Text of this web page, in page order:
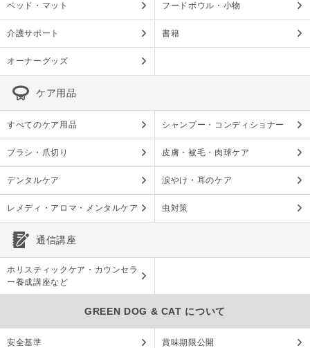
ベッド・マット フードボウル・小物
介護サポート 書籍
オーナーグッズ
ケア用品
すべてのケア用品 シャンプー・コンディショナー
ブラシ・爪切り 皮膚・被毛・肉球ケア
デンタルケア 涙やけ・耳のケア
レメディ・アロマ・メンタルケア 虫対策
通信講座
ホリスティックケア・カウンセラ
ー養成講座など
GREEN DOG & CAT について
安全基準 賞味期限公開